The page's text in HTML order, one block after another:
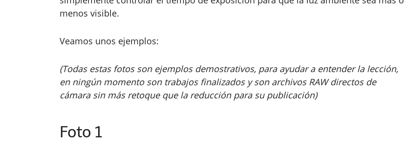
menos visible.
Veamos unos ejemplos:
(Todas estas fotos son ejemplos demostrativos, para ayudar a entender la lección,
en ningún momento son trabajos finalizados y son archivos RAW directos de
cámara sin más retoque que la reducción para su publicación)
Foto 1